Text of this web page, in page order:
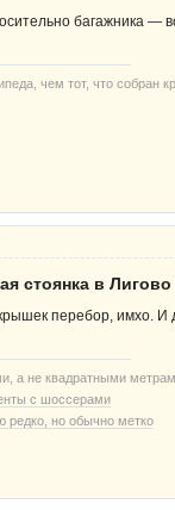
багажника —
чем тот, что собран
стоянка в Лигово
перебор, имхо. И
а не квадратными
с шоссерами
редко, но обычно метко